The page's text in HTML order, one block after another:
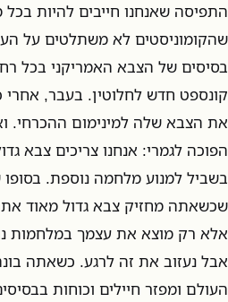
התפיסה שאנחנו חייבים להיות
שהקומוניסטים לא משתלטים על
בסיסים של הצבא האמריקני בכל
קונספט חדש לחלוטין. בעבר,
את הצבא שלה למינימום ההכרחי.
הפוכה לגמרי: אנחנו צריכים צבא
בשביל למנוע מלחמה נוספת.
שכשאתה מחזיק צבא גדול מאוד
אלא רק מוצא את עצמך במלחמות
אבל נעזוב את זה לרגע. כשאתה
העולם ומפזר חיילים וכוחות